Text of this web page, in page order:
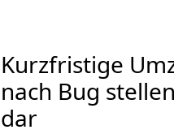
Kurzfristige
nach Bug
dar